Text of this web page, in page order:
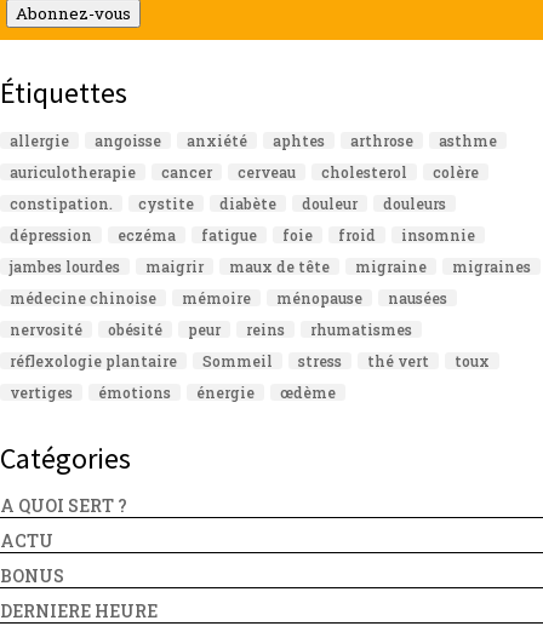
mail
Abonnez-vous
Étiquettes
allergie angoisse anxiété aphtes arthrose
asthme
auriculotherapie
cancer cerveau cholesterol
colère
constipation.
cystite diabète douleur
douleurs
dépression
eczéma fatigue foie froid
insomnie
jambes lourdes
maigrir maux de tête migraine
migraines
médecine chinoise
mémoire ménopause
nausées
nervosité
obésité peur reins
rhumatismes
réflexologie plantaire
Sommeil stress thé vert
toux
vertiges
émotions énergie œdème
Catégories
A QUOI SERT ?
ACTU
BONUS
DERNIERE HEURE